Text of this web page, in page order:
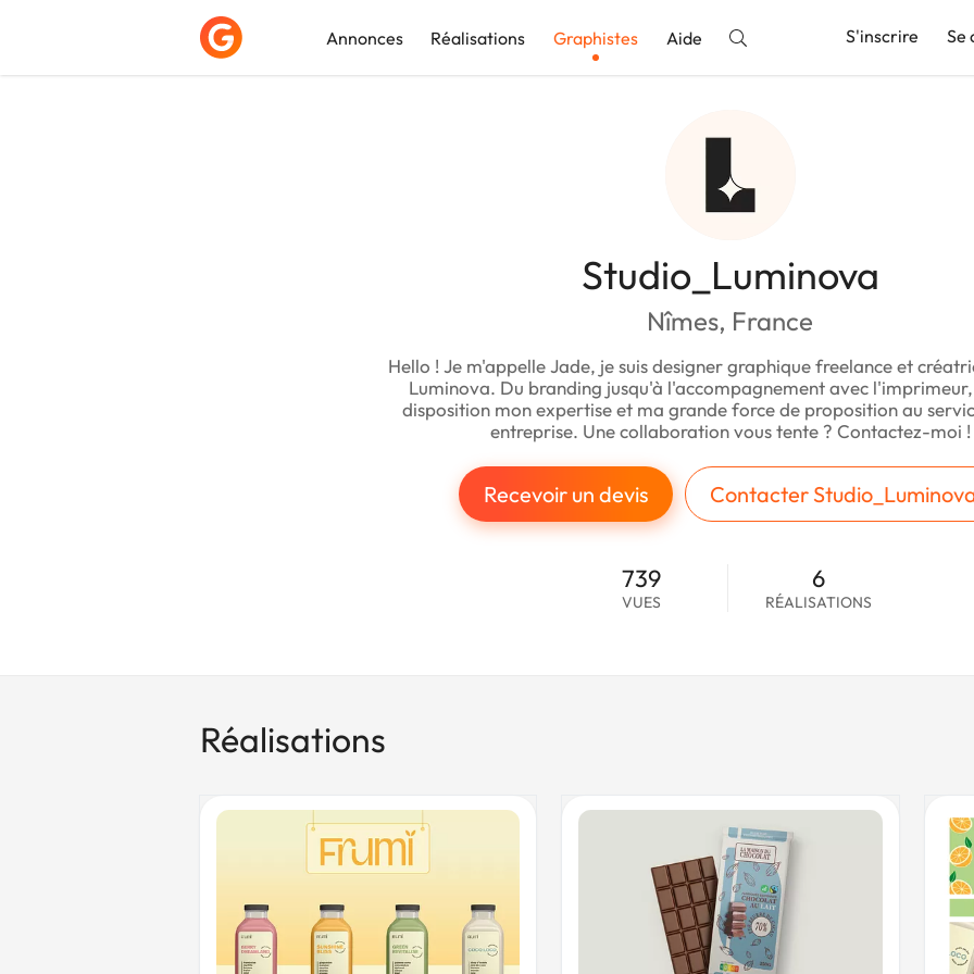
Annonces Réalisations Graphistes Aide S'inscrire Se
Studio_Luminova
Nîmes, France
Hello ! Je m'appelle Jade, je suis designer graphique freelance et
Luminova. Du branding jusqu'à l'accompagnement avec
disposition mon expertise et ma grande force de proposition au
entreprise. Une collaboration vous tente ? Contactez-moi !
Recevoir un devis Contacter
739
VUES
6
RÉALISATIONS
Réalisations